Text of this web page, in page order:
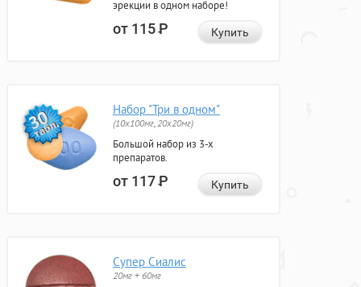
эрекции в одном наборе!
от 115Р Купить
Набор "Три в одном"
(10x100мг, 20x20мг)
Большой набор из 3-х
препаратов.
от 117Р Купить
Супер Сиалис
20мг + 60мг